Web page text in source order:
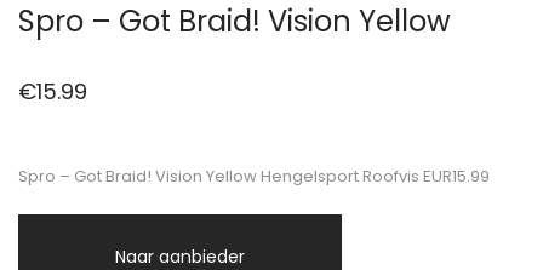
Spro – Got Braid! Vision Yellow
€15.99
Spro – Got Braid! Vision Yellow Hengelsport Roofvis EUR15.99
Naar aanbieder